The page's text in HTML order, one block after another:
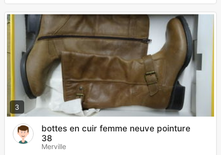
3
bottes en cuir femme neuve pointure
38
Merville